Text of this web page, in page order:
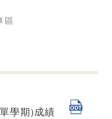
區
學期)成績